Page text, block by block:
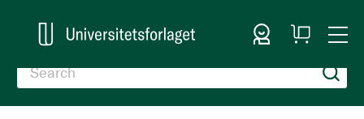
Sign In
My
Cart